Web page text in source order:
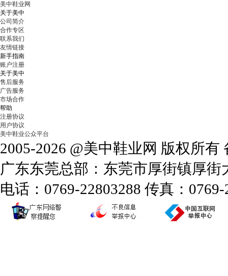
美中鞋业网
关于美中
公司简介
合作专区
联系我们
友情链接
新手指南
账户注册
关于美中
售后服务
广告服务
市场合作
帮助
注册协议
用户协议
美中鞋业公众平台
2005-2026 @美中鞋业网 版权所有
广东东莞总部：东莞市厚街镇厚
电话：0769-22803288 传真：0769-